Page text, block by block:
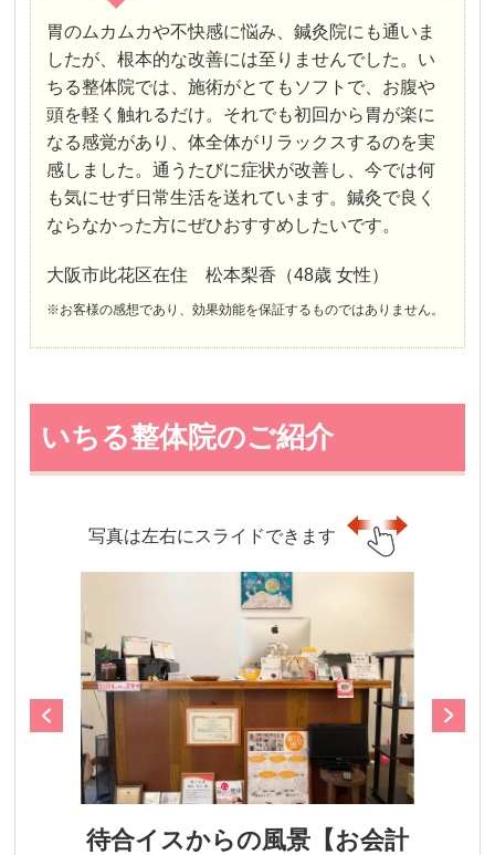
胃のムカムカや不快感に悩み、鍼灸院にも通いま
したが、根本的な改善には至りませんでした。い
ちる整体院では、施術がとてもソフトで、お腹や
頭を軽く触れるだけ。それでも初回から胃が楽に
なる感覚があり、体全体がリラックスするのを実
感しました。通うたびに症状が改善し、今では何
も気にせず日常生活を送れています。鍼灸で良く
ならなかった方にぜひおすすめしたいです。
大阪市此花区在住 松本梨香（48歳 女性）
※お客様の感想であり、効果効能を保証するものではありません。
いちる整体院のご紹介
写真は左右にスライドできます
待合イスからの風景【お会計